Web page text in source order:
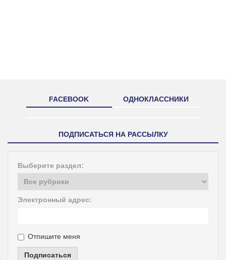
FACEBOOK ОДНОКЛАССНИКИ
ПОДПИСАТЬСЯ НА РАССЫЛКУ
Выберите раздел:
Электронный адрес:
Отпишите меня
Подписаться